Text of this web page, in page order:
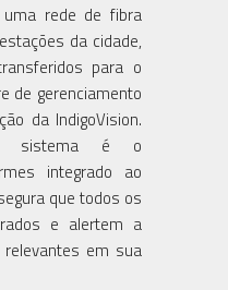
rede de fibra
da cidade,
para o
de gerenciamento
da IndigoVision.
sistema é o
integrado ao
que todos os
e alertem a
em sua